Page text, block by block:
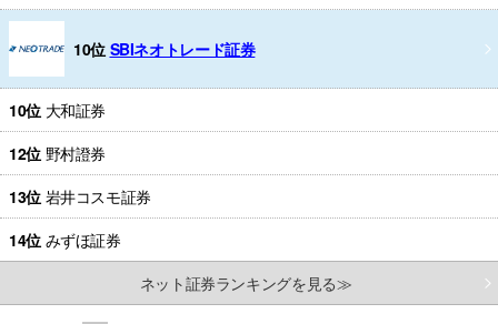
10位 SBIネオトレード証券
10位 大和証券
12位 野村證券
13位 岩井コスモ証券
14位 みずほ証券
ネット証券ランキングを見る≫